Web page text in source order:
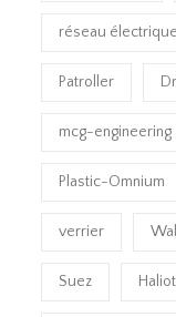
réseau électrique
Patroller
mcg-engineering
Plastic-Omnium
verrier
Suez